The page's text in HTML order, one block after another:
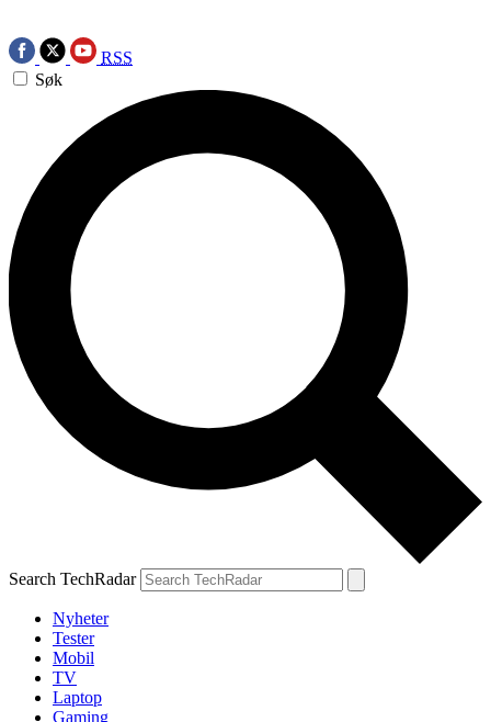
RSS
Søk
Search TechRadar
Nyheter
Tester
Mobil
TV
Laptop
Gaming